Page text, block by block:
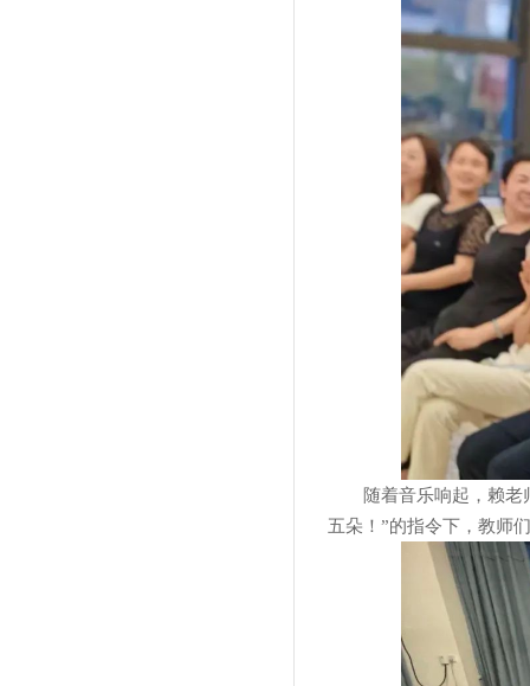
随着音乐响起，赖老
五朵！”的指令下，教师